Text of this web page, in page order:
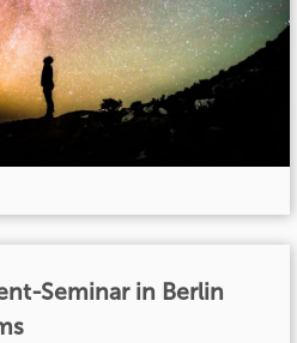
Seminar in Berlin